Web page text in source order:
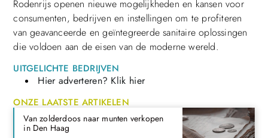
Rodenrijs openen nieuwe mogelijkheden en kansen voor
consumenten, bedrijven en instellingen om te profiteren
van geavanceerde en geïntegreerde sanitaire oplossingen
die voldoen aan de eisen van de moderne wereld.
UITGELICHTE BEDRIJVEN
Hier adverteren? Klik hier
ONZE LAATSTE ARTIKELEN
Van zolderdoos naar munten verkopen
in Den Haag